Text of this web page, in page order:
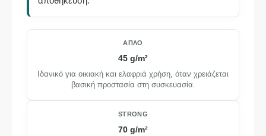
ΑΠΛΌ
45 g/m²
Ιδανικό για οικιακή και ελαφριά χρήση, όταν χρειάζεται
βασική προστασία στη συσκευασία.
STRONG
70 g/m²